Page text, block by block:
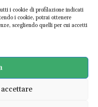
i cookie di profilazione indicati
i cookie, potrai ottenere
scegliendo quelli per cui accetti
Scopri le
nuove realtà!